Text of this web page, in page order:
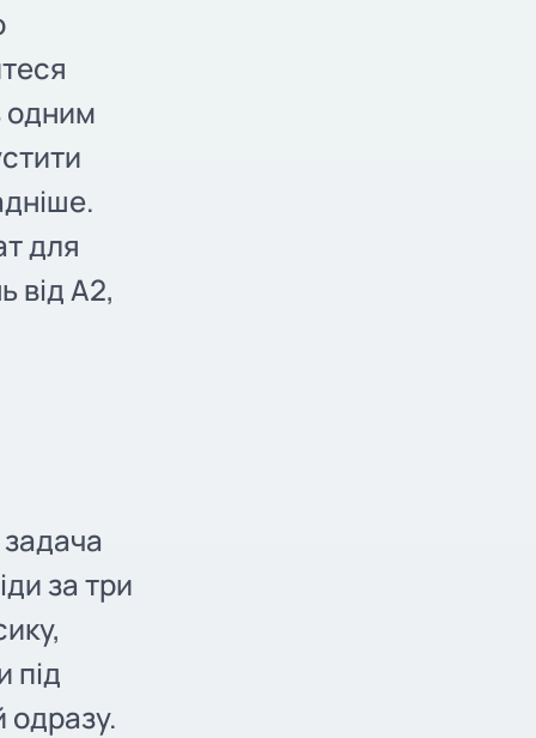
одним
для
від A2,
за три
під
одразу.